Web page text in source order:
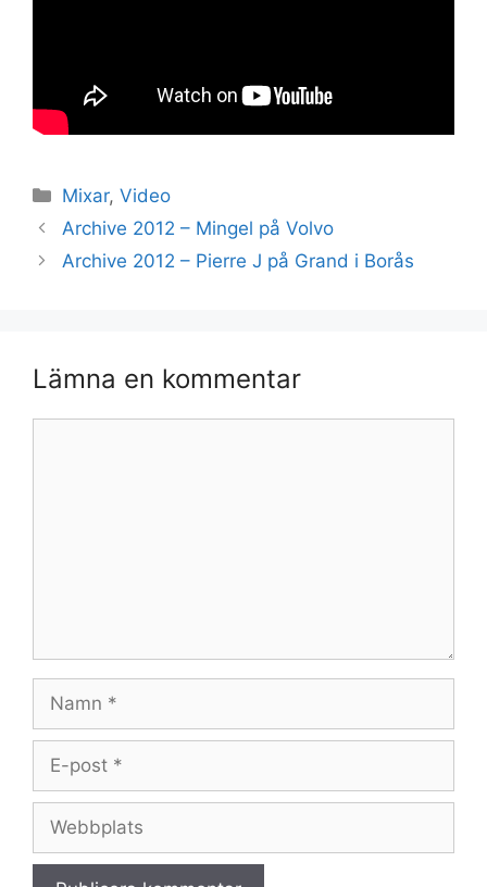
Kategorier
Mixar,Video
Archive 2012 – Mingel på Volvo
Archive 2012 – Pierre J på Grand i Borås
Lämna en kommentar
post